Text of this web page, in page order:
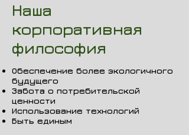
Наша
корпоративная
философия
Обеспечение более экологичного
будущего
Забота о потребительской
ценности
Использование технологий
Быть единым